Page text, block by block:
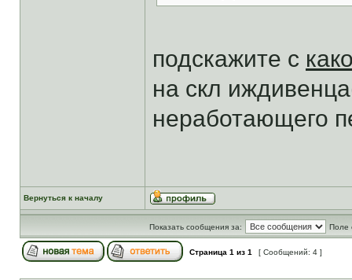
подскажите с
на скл
неработающего
Вернуться к началу
Показать сообщения за: Поле
Страница 1 из 1 [ Сообщений: 4 ]